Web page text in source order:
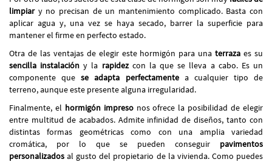
limpiary no precisan de un mantenimiento complicado. Basta con
aplicar agua y, una vez se haya secado, barrer la superficie para
mantener el firme en perfecto estado.
Otra de las ventajas de elegir este hormigón para una terraza es su
sencilla instalación y la rapidezcon la que se lleva a cabo. Es un
componente quese adapta perfectamente a cualquier tipo de
terreno, aunque este presente alguna irregularidad.
Finalmente, el hormigón impresonos ofrece la posibilidad de elegir
entre multitud de acabados. Admite infinidad de diseños, tanto con
distintas formas geométricas como con una amplia variedad
cromática, por lo que se pueden conseguir pavimentos
personalizados al gusto del propietario de la vivienda. Como puedes